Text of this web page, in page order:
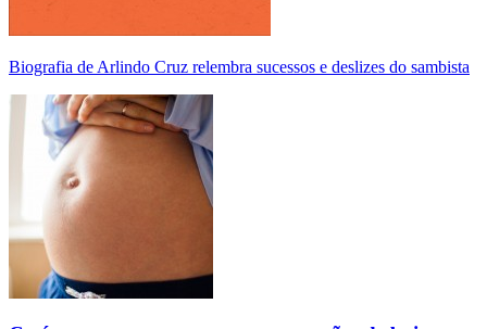
Biografia de Arlindo Cruz relembra sucessos e deslizes do sambista